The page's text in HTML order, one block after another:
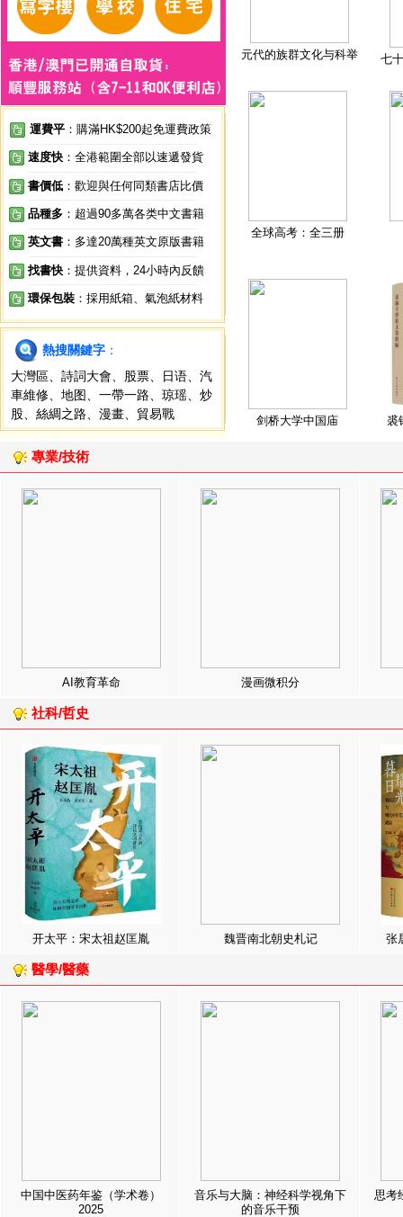
運費平 ：購滿HK$200起免運費政策
速度快 ：全港範圍全部以速遞發貨
書價低 ：歡迎與任何同類書店比價
品種多 ：超過90多萬各类中文書籍
英文書 ：多達20萬種英文原版書籍
找書快 ：提供資料，24小時內反饋
環保包裝 ：採用紙箱、氣泡紙材料
熱搜關鍵字 ：
大灣區
詩詞大會 股票 日语
汽
車維修
地图 一帶一路 琼瑶
炒
股
絲綢之路 漫畫 貿易戰
元代的族群文化与科举 七
全球高考：全三册
剑桥大学中国庙 裘
專業/技術
AI教育革命 漫画微积分
社科/哲史
开太平：宋太祖赵匡胤 魏晋南北朝史札记 张
醫學/醫藥
中国中医药年鉴（学术卷）
2025
音乐与大脑：神经科学视角下
的音乐干预
思考